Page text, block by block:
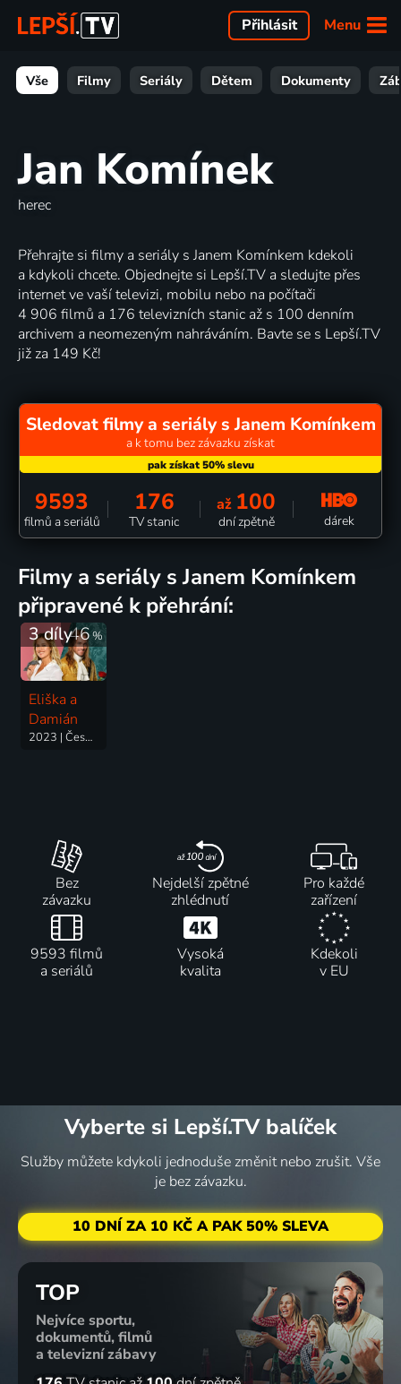
Menu
Přihlásit
Vše Filmy Seriály Dětem Dokumenty
Jan Komínek
herec
Přehrajte si filmy a seriály s Janem Komínkem kdekoli
a kdykoli chcete. Objednejte si Lepší.TV a sledujte přes
internet ve vaší televizi, mobilu nebo na počítači
4 906 filmů a 176 televizních stanic až s 100 denním
archivem a neomezeným nahráváním. Bavte se s Lepší.TV
již za 149 Kč!
Sledovat filmy a seriály s Janem Komínkem
a k tomu bez závazku získat
9593
filmů a seriálů
176
TV stanic
až 100
dní zpětně dárek
filmy a seriály s Janem Komínkem
připravené k přehrání:
46%
3 díly
Eliška a
Damián
2023 | Česká republika | Romantický, Fantasy, Historický
Bez
závazku
Nejdelší zpětné
zhlédnutí
Pro každé
zařízení
9593 filmů
a seriálů
Vysoká
kvalita
Kdekoli
v EU
Vyberte si Lepší.TV balíček
Služby můžete kdykoli jednoduše změnit nebo zrušit. Vše
je bez závazku.
10 DNÍ ZA 10 KČ A PAK 50% SLEVA
TOP
Nejvíce sportu,
dokumentů, filmů
a televizní zábavy